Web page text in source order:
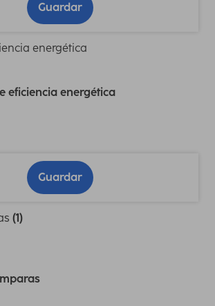
Guardar
energética
eficiencia energética
Guardar
(1)